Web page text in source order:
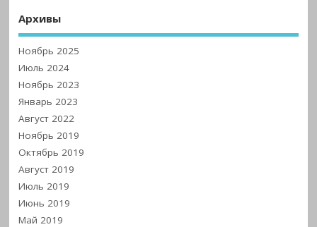
Архивы
Ноябрь 2025
Июль 2024
Ноябрь 2023
Январь 2023
Август 2022
Ноябрь 2019
Октябрь 2019
Август 2019
Июль 2019
Июнь 2019
Май 2019